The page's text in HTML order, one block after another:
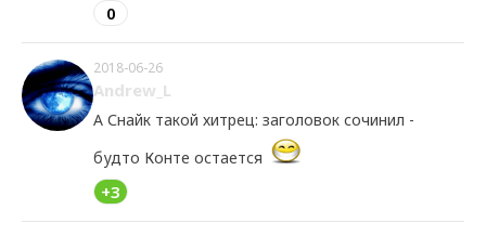
0
2018-06-26
Andrew_L
А Снайк такой хитрец: заголовок сочинил -
будто Конте остается
+3